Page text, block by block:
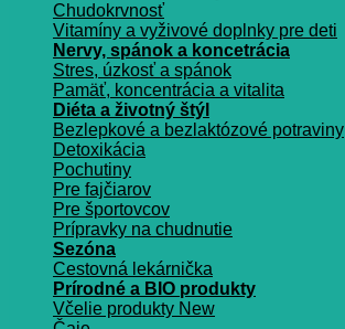
Chudokrvnosť
Vitamíny a vyživové doplnky pre deti
Nervy, spánok a koncetrácia
Stres, úzkosť a spánok
Pamäť, koncentrácia a vitalita
Diéta a životný štýl
Bezlepkové a bezlaktózové potraviny
Detoxikácia
Pochutiny
Pre fajčiarov
Pre športovcov
Prípravky na chudnutie
Sezóna
Cestovná lekárnička
Prírodné a BIO produkty
Včelie produkty